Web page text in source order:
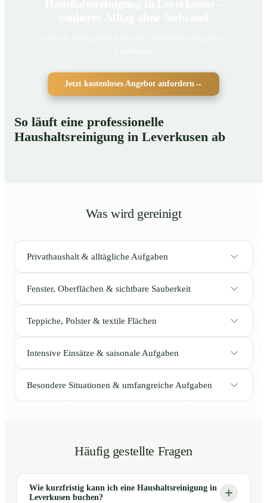
Jetzt kostenloses Angebot anfordern→
So läuft eine professionelle
Haushaltsreinigung in Leverkusen ab
Was wird gereinigt
Privathaushalt & alltägliche Aufgaben
Fenster, Oberflächen & sichtbare Sauberkeit
Teppiche, Polster & textile Flächen
Intensive Einsätze & saisonale Aufgaben
Besondere Situationen & umfangreiche Aufgaben
Häufig gestellte Fragen
Wie kurzfristig kann ich eine Haushaltsreinigung in
Leverkusen buchen?